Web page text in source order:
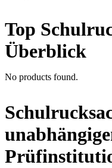
Top
Überblick
No products found.